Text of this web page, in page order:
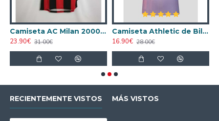
Camiseta AC Milan 2000/2001 Local Retro
23.90€ 31.00€
Camiseta Athletic de Bilbao 2024/2025 Alternativo
16.90€ 28.00€
RECIENTEMENTE VISTOS MÁS VISTOS